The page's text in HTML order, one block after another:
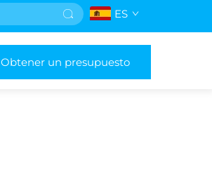
ES
Obtener un presupuesto